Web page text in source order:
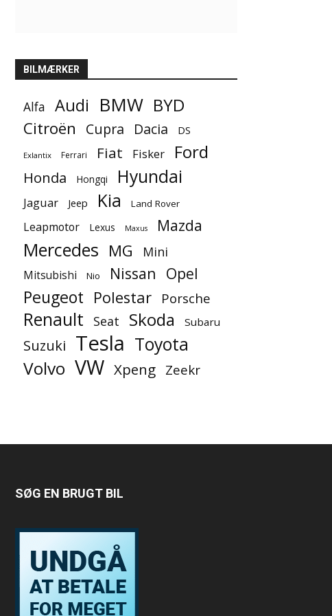
BILMÆRKER
Alfa Audi BMW BYD
Citroën Cupra Dacia DS
Exlantix Ferrari Fiat Fisker Ford
Honda Hongqi Hyundai
Jaguar Jeep Kia Land Rover
Leapmotor Lexus Maxus Mazda
Mercedes MG Mini
Mitsubishi Nio Nissan Opel
Peugeot Polestar Porsche
Renault Seat Skoda Subaru
Suzuki Tesla Toyota
Volvo VW Xpeng Zeekr
SØG EN BRUGT BIL